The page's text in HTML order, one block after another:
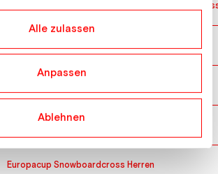
Alle zulassen
Anpassen
Ablehnen
Junior:innen Weltmeisterschaften
Europacup Snowboardcross Herren
Europacup Snowboardcross Herren
Europacup Snowboardcross Herren